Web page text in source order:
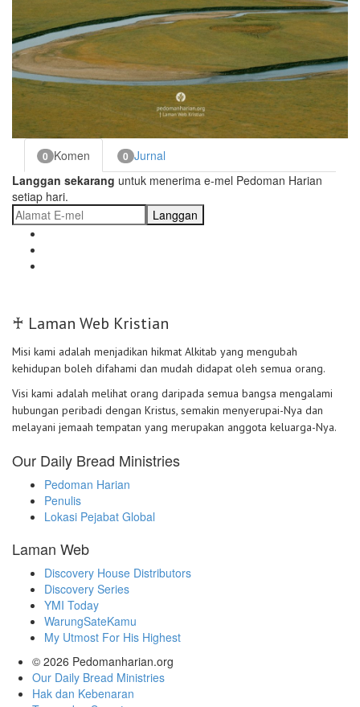
0 Komen 0 Jurnal
Langgan sekarang untuk menerima e-mel Pedoman Harian
setiap hari.
Langgan
♰ Laman Web Kristian
Misi kami adalah menjadikan hikmat Alkitab yang mengubah
kehidupan boleh difahami dan mudah didapat oleh semua orang.
Visi kami adalah melihat orang daripada semua bangsa mengalami
hubungan peribadi dengan Kristus, semakin menyerupai-Nya dan
melayani jemaah tempatan yang merupakan anggota keluarga-Nya.
Our Daily Bread Ministries
Pedoman Harian
Penulis
Lokasi Pejabat Global
Laman Web
Discovery House Distributors
Discovery Series
YMI Today
WarungSateKamu
My Utmost For His Highest
© 2026 Pedomanharian.org
Our Daily Bread Ministries
Hak dan Kebenaran